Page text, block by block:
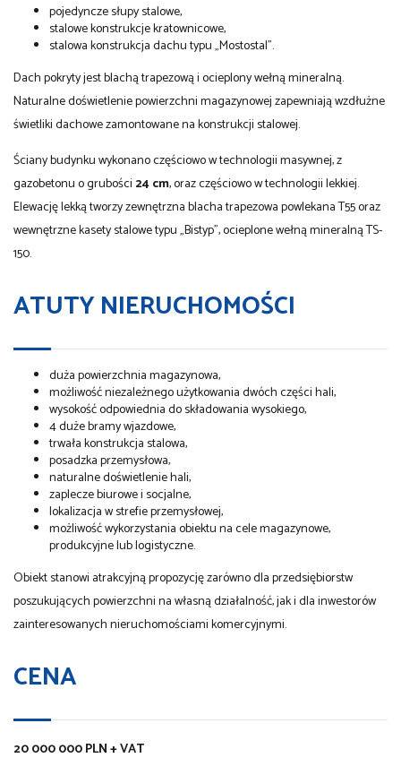
pojedyncze słupy stalowe,
stalowe konstrukcje kratownicowe,
stalowa konstrukcja dachu typu „Mostostal”.
Dach pokryty jest blachą trapezową i ocieplony wełną mineralną.
Naturalne doświetlenie powierzchni magazynowej zapewniają wzdłużne
świetliki dachowe zamontowane na konstrukcji stalowej.
Ściany budynku wykonano częściowo w technologii masywnej, z
gazobetonu o grubości 24 cm, oraz częściowo w technologii lekkiej.
Elewację lekką tworzy zewnętrzna blacha trapezowa powlekana T55 oraz
wewnętrzne kasety stalowe typu „Bistyp”, ocieplone wełną mineralną TS-
150.
ATUTY NIERUCHOMOŚCI
duża powierzchnia magazynowa,
możliwość niezależnego użytkowania dwóch części hali,
wysokość odpowiednia do składowania wysokiego,
4 duże bramy wjazdowe,
trwała konstrukcja stalowa,
posadzka przemysłowa,
naturalne doświetlenie hali,
zaplecze biurowe i socjalne,
lokalizacja w strefie przemysłowej,
możliwość wykorzystania obiektu na cele magazynowe,
produkcyjne lub logistyczne.
Obiekt stanowi atrakcyjną propozycję zarówno dla przedsiębiorstw
poszukujących powierzchni na własną działalność, jak i dla inwestorów
zainteresowanych nieruchomościami komercyjnymi.
CENA
20 000 000 PLN + VAT